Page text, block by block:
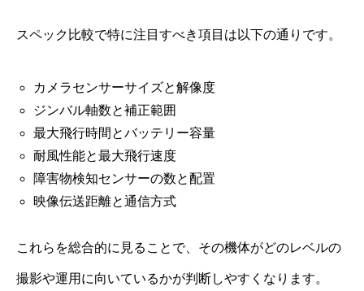
スペック比較で特に注目すべき項目は以下の通りです。
カメラセンサーサイズと解像度
ジンバル軸数と補正範囲
最大飛行時間とバッテリー容量
耐風性能と最大飛行速度
障害物検知センサーの数と配置
映像伝送距離と通信方式
これらを総合的に見ることで、その機体がどのレベルの
撮影や運用に向いているかが判断しやすくなります。